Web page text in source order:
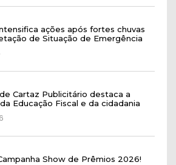
ações após fortes chuvas
de Situação de Emergência
Cartaz Publicitário destaca a
Educação Fiscal e da cidadania
Show de Prêmios 2026!